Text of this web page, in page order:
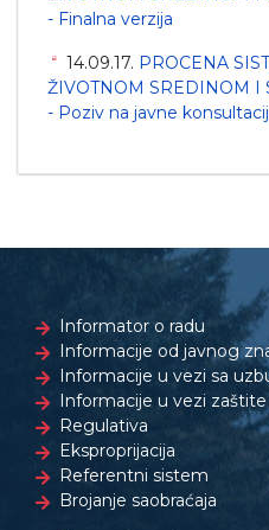
- Finalna verzija
14.09.17. PROCENA
ŽIVOTNOM SREDINOM I
- Poziv na javne
Informator o radu
Informacije od javnog
Informacije u vezi sa
Informacije u vezi
Regulativa
Eksproprijacija
Referentni sistem
Brojanje saobraćaja